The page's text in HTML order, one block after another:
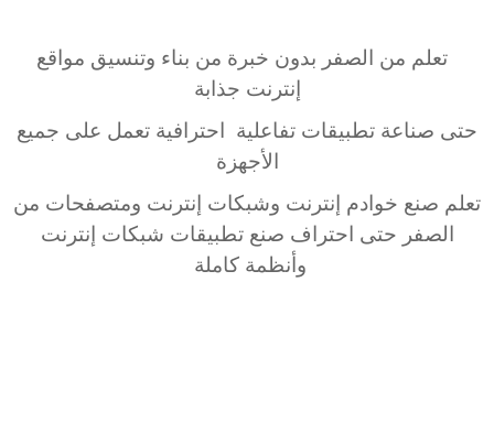
تعلم من الصفر بدون خبرة من بناء وتنسيق مواقع
إنترنت جذابة
حتى صناعة تطبيقات تفاعلية احترافية تعمل على جميع
الأجهزة
تعلم صنع خوادم إنترنت وشبكات إنترنت ومتصفحات من
الصفر حتى احتراف صنع تطبيقات شبكات إنترنت
وأنظمة كاملة